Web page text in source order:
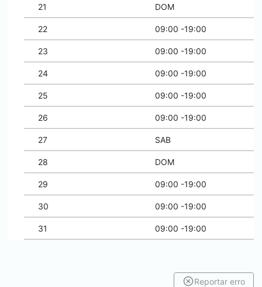
21 DOM
22 09:00 -19:00
23 09:00 -19:00
24 09:00 -19:00
25 09:00 -19:00
26 09:00 -19:00
27 SAB
28 DOM
29 09:00 -19:00
30 09:00 -19:00
31 09:00 -19:00
Reportar erro